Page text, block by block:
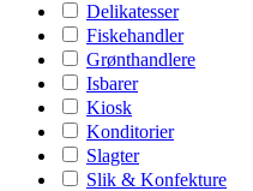
Delikatesser
Fiskehandler
Grønthandlere
Isbarer
Kiosk
Konditorier
Slagter
Slik & Konfekture